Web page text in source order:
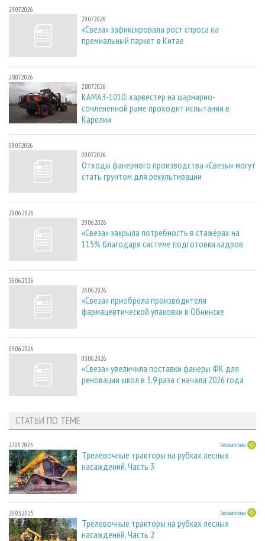
29.07.2026
29.07.2026
«Свеза» зафиксировала рост спроса на
премиальный паркет в Китае
28.07.2026
28.07.2026
КАМАЗ-1010: харвестер на шарнирно-
сочлененной раме проходит испытания в
Карелии
09.07.2026
09.07.2026
Отходы фанерного производства «Свезы» могут
стать грунтом для рекультивации
29.06.2026
29.06.2026
«Свеза» закрыла потребность в стажёрах на
115% благодаря системе подготовки кадров
26.06.2026
26.06.2026
«Свеза» приобрела производителя
фармацевтической упаковки в Обнинске
03.06.2026
03.06.2026
«Свеза» увеличила поставки фанеры ФК для
реновации школ в 3,9 раза с начала 2026 года
СТАТЬИ ПО ТЕМЕ
27.05.2025 Лесозаготовка
Трелевочные тракторы на рубках лесных
насаждений. Часть 3
26.03.2025 Лесозаготовка
Трелевочные тракторы на рубках лесных
насаждений. Часть 2